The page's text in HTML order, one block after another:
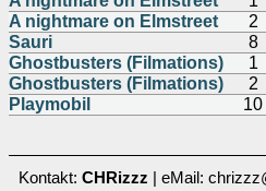
A nightmare on Elmstreet
2
Sauri
8
Ghostbusters (Filmations)
1
Ghostbusters (Filmations)
2
Playmobil
10
Kontakt: CHRizzz | eMail: